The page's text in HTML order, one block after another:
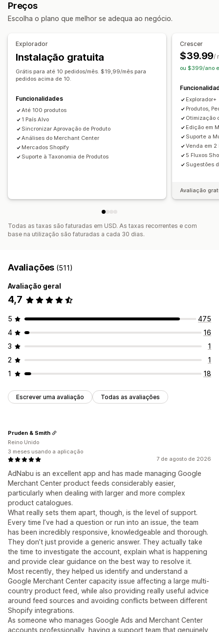
Carregamento em lote
Análise de dados de listagens
Gestão de encomendas
Dashboard unificado
Sincronização de inventário
Metacampos
Várias moedas Multilingue Sincronização de variantes
Sincronização de produtos
Atualização da loja
Atualizações em tempo real
Seleção de produtos
Feeds para direcionamentos específicos
Assistência ao inventário Gestão de GTIN
Sem interface
Otimização de feeds Monitorização do desempenho
Vários formatos
Preços
Escolha o plano que melhor se adequa ao negócio.
Explorador
Instalação gratuita
Grátis para até 10 pedidos/mês. $19,99/mês para
pedidos acima de 10.
Funcionalidades
Até 100 produtos
1 País Alvo
Sincronizar Aprovação de Produto
Análises do Merchant Center
Mercados Shopify
Suporte à Taxonomia de Produtos
Crescer
$39.99/
ou $399/ano e
Explorador+
Produtos,
Otimização
Edição em
Suporte a
Venda em
5 Fluxos
Sugestões
Avaliação
Todas as taxas são faturadas em USD. As taxas recorrentes e com
base na utilização são faturadas a cada 30 dias.
Avaliações (511)
Avaliação geral
4,7
5
475
4
16
3
1
2
1
1
18
Escrever uma avaliação Todas as avaliações
7 de agosto de 2026
AdNabu is an excellent app and has made managing Google
Merchant Center product feeds considerably easier,
particularly when dealing with larger and more complex
product catalogues.
What really sets them apart, though, is the level of support.
Every time I’ve had a question or run into an issue, the team
has been incredibly responsive, knowledgeable and thorough.
They don’t just provide a generic answer. They actually take
the time to investigate the account, explain what is happening
and provide clear guidance on the best way to resolve it.
Most recently, they helped us identify and understand a
Google Merchant Center capacity issue affecting a large multi-
country product feed, while also providing really useful advice
around feed sources and avoiding conflicts between different
Shopify integrations.
As someone who manages Google Ads and Merchant Center
accounts professionally, having a support team that genuinely
Pruden & Smith
Reino Unido
3 meses usando a aplicação